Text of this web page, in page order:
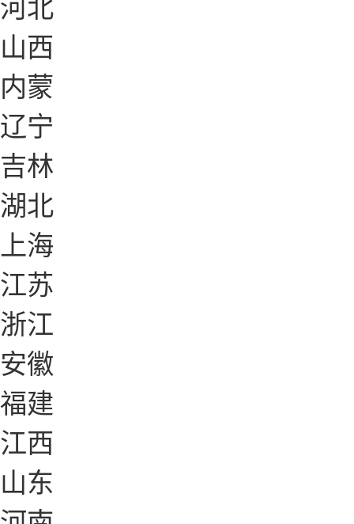
山西
内蒙
辽宁
吉林
湖北
上海
江苏
浙江
安徽
福建
江西
山东